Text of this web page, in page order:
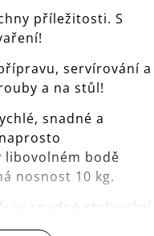
příležitosti. S
servírování a
a na stůl!
snadné a
libovolném bodě
nosnost 10 kg.
snadné stohování